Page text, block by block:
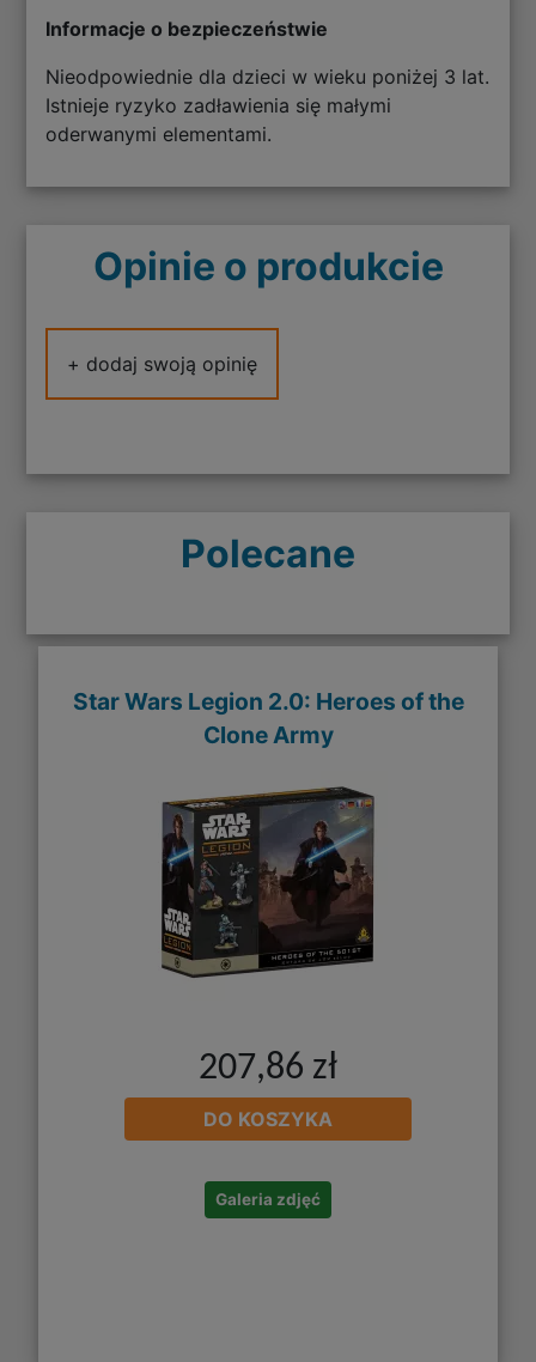
Informacje o bezpieczeństwie
Nieodpowiednie dla dzieci w wieku poniżej 3 lat.
Istnieje ryzyko zadławienia się małymi
oderwanymi elementami.
Opinie o produkcie
+ dodaj swoją opinię
Polecane
Star Wars Legion 2.0: Heroes of the
Clone Army
207,86 zł
DO KOSZYKA
Galeria zdjęć